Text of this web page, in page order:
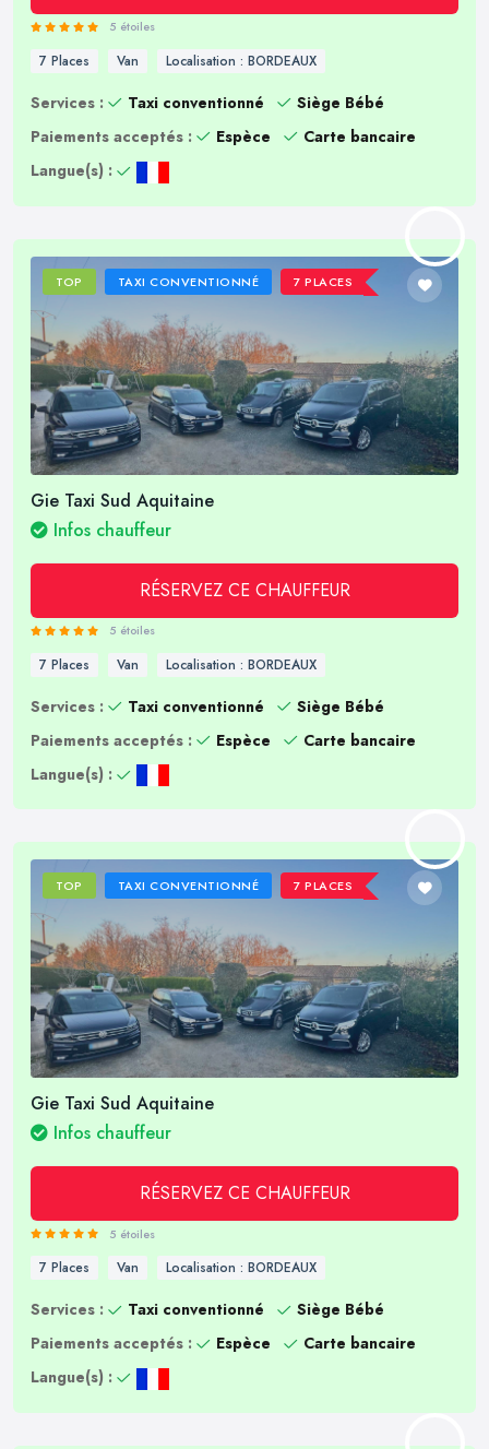
5 étoiles
7 Places Van Localisation : BORDEAUX
Services : Taxi conventionné
Siège Bébé
Paiements acceptés :
Espèce
Carte bancaire
Langue(s) :
TOP TAXI CONVENTIONNÉ 7 PLACES
Gie Taxi Sud Aquitaine
Infos chauffeur
RÉSERVEZ CE CHAUFFEUR
5 étoiles
7 Places Van Localisation : BORDEAUX
Services : Taxi conventionné
Siège Bébé
Paiements acceptés :
Espèce
Carte bancaire
Langue(s) :
TOP TAXI CONVENTIONNÉ 7 PLACES
Gie Taxi Sud Aquitaine
Infos chauffeur
RÉSERVEZ CE CHAUFFEUR
5 étoiles
7 Places Van Localisation : BORDEAUX
Services : Taxi conventionné
Siège Bébé
Paiements acceptés :
Espèce
Carte bancaire
Langue(s) :